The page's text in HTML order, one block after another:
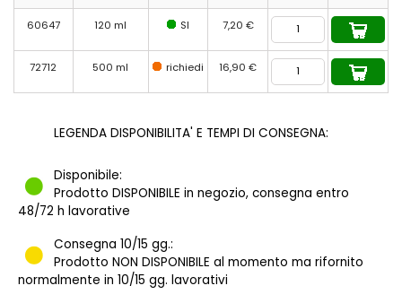
60647 120 ml SI 7,20 €
72712 500 ml richiedi 16,90 €
LEGENDA DISPONIBILITA' E TEMPI DI CONSEGNA:
Disponibile:
Prodotto DISPONIBILE in negozio, consegna entro
48/72 h lavorative
Consegna 10/15 gg.:
Prodotto NON DISPONIBILE al momento ma rifornito
normalmente in 10/15 gg. lavorativi